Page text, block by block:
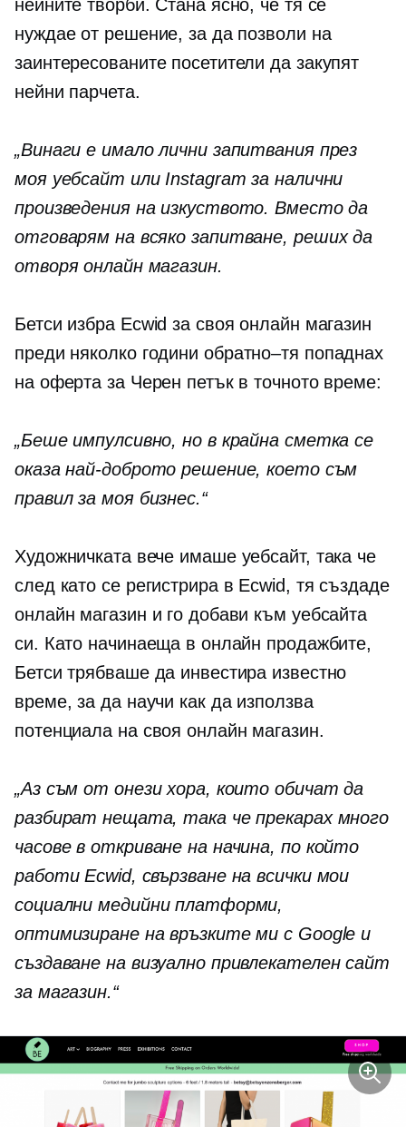
нейните творби. Стана ясно, че тя се
нуждае от решение, за да позволи на
заинтересованите посетители да закупят
нейни парчета.
„Винаги е имало лични запитвания през
моя уебсайт или Instagram за налични
произведения на изкуството. Вместо да
отговарям на всяко запитване, реших да
отворя онлайн магазин.
Бетси избра Ecwid за своя онлайн магазин
преди няколко години обратно–тя попаднах
на оферта за Черен петък в точното време:
„Беше импулсивно, но в крайна сметка се
оказа най-доброто решение, което съм
правил за моя бизнес.“
Художничката вече имаше уебсайт, така че
след като се регистрира в Ecwid, тя създаде
онлайн магазин и го добави към уебсайта
си. Като начинаеща в онлайн продажбите,
Бетси трябваше да инвестира известно
време, за да научи как да използва
потенциала на своя онлайн магазин.
„Аз съм от онези хора, които обичат да
разбират нещата, така че прекарах много
часове в откриване на начина, по който
работи Ecwid, свързване на всички мои
социални медийни платформи,
оптимизиране на връзките ми с Google и
създаване на визуално привлекателен сайт
за магазин.“